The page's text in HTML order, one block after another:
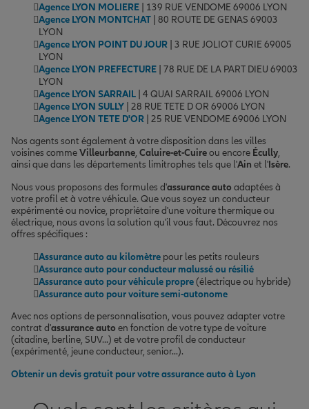
Agence LYON MOLIERE | 139 RUE VENDOME 69006 LYON
Agence LYON MONTCHAT | 80 ROUTE DE GENAS 69003
LYON
Agence LYON POINT DU JOUR | 3 RUE JOLIOT CURIE 69005
LYON
Agence LYON PREFECTURE | 78 RUE DE LA PART DIEU 69003
LYON
Agence LYON SARRAIL | 4 QUAI SARRAIL 69006 LYON
Agence LYON SULLY | 28 RUE TETE D OR 69006 LYON
Agence LYON TETE D'OR | 25 RUE VENDOME 69006 LYON
Nos agents sont également à votre disposition dans les villes
voisines commeVilleurbanne, Caluire-et-Cuireou encore Écully,
ainsi que dans les départements limitrophes tels que l'Ain et l'Isère.
Nous vous proposons des formules d'assurance auto adaptées à
votre profil et à votre véhicule. Que vous soyez un conducteur
expérimenté ou novice, propriétaire d'une voiture thermique ou
électrique, nous avons la solution qu'il vous faut. Découvrez nos
offres spécifiques :
Assurance auto au kilomètre pour les petits rouleurs
Assurance auto pour conducteur malussé ou résilié
Assurance auto pour véhicule propre(électrique ou hybride)
Assurance auto pour voiture semi-autonome
Avec nos options de personnalisation, vous pouvez adapter votre
contrat d'assurance auto en fonction de votre type de voiture
(citadine, berline, SUV...) et de votre profil de conducteur
(expérimenté, jeune conducteur, senior...).
Obtenir un devis gratuit pour votre assurance auto à Lyon